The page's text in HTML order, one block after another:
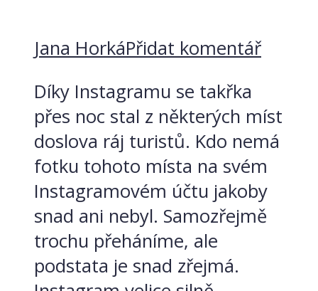
Jana HorkáPřidat komentář
Díky Instagramu se takřka
přes noc stal z některých míst
doslova ráj turistů. Kdo nemá
fotku tohoto místa na svém
Instagramovém účtu jakoby
snad ani nebyl. Samozřejmě
trochu přeháníme, ale
podstata je snad zřejmá.